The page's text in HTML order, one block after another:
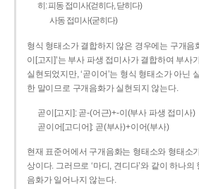
히: 피동 접미사(걷히다, 닫히다)
사동 접미사(굳히다)
형식 형태소가 결합하지 않은 경우에는 구개음
이[고지]’는 부사 파생 접미사가 결합하여 부사
실현되었지만, ‘곧이어’는 형식 형태소가 아닌
한 말이므로 구개음화가 실현되지 않는다.
곧이[고지]: 곧-­(어근)+­-이(부사 파생 접미사)
곧이어[고디어]: 곧(부사)+이어(부사)
현재 표준어에서 구개음화는 형태소와 형태소
상이다. 그러므로 ‘마디, 견디다’와 같이 하나의
음화가 일어나지 않는다.